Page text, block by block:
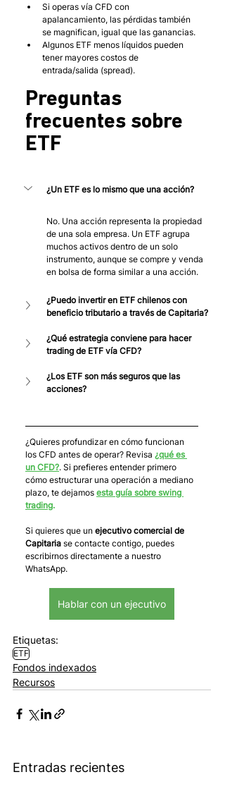
Si operas vía CFD con
apalancamiento, las pérdidas también
se magnifican, igual que las ganancias.
Algunos ETF menos líquidos pueden
tener mayores costos de
entrada/salida (spread).
Preguntas
frecuentes sobre
ETF
¿Un ETF es lo mismo que una acción?
No. Una acción representa la propiedad
de una sola empresa. Un ETF agrupa
muchos activos dentro de un solo
instrumento, aunque se compre y venda
en bolsa de forma similar a una acción.
¿Puedo invertir en ETF chilenos con
beneficio tributario a través de Capitaria?
¿Qué estrategia conviene para hacer
trading de ETF vía CFD?
¿Los ETF son más seguros que las
acciones?
¿Quieres profundizar en cómo funcionan
los CFD antes de operar? Revisa ¿qué es
un CFD?. Si prefieres entender primero
cómo estructurar una operación a mediano
plazo, te dejamos esta guía sobre swing
trading.
Si quieres que un ejecutivo comercial de
Capitaria se contacte contigo, puedes
escribirnos directamente a nuestro
WhatsApp.
Hablar con un ejecutivo
Etiquetas:
ETF
Fondos indexados
Recursos
Entradas recientes